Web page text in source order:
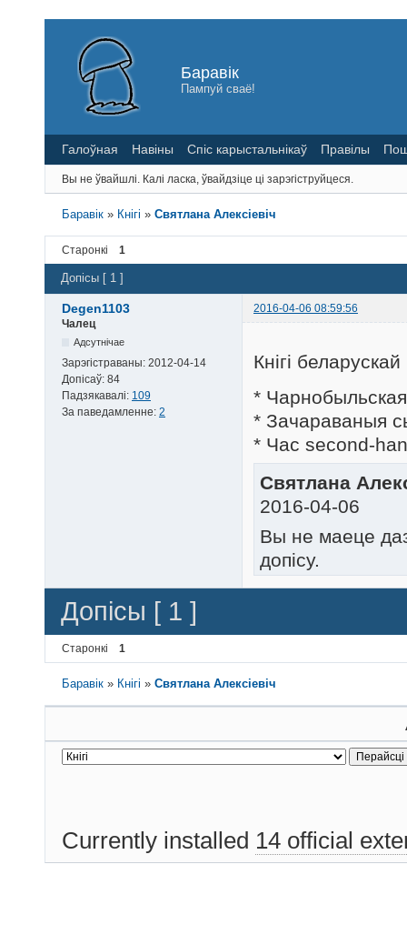
Баравік
Пампуй сваё!
Галоўная Навіны Спіс карыстальнікаў Правілы
Вы не ўвайшлі. Калі ласка, ўвайдзіце ці зарэгіструйцеся.
Баравік » Кнігі »Святлана Алексіевіч
Старонкі 1
Допісы [ 1 ]
Degen1103
2016-04-06 08:59:56
Чалец
Адсутнічае
Зарэгістраваны: 2012-04-14
Допісаў: 84
Падзякавалі: 109
За паведамленне: 2
Кнігі
*
* Зачараваныя
* Час second-
Святлана
2016-04-06
Вы не маеце
допісу.
Допісы [ 1 ]
Старонкі 1
Баравік » Кнігі »Святлана Алексіевіч
Currently installed 14 official